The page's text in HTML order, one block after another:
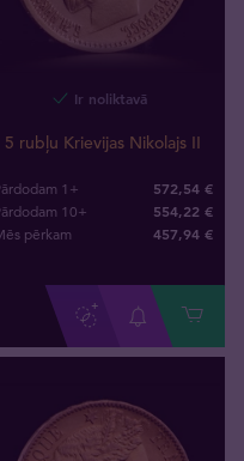
Ir noliktavā
5 rubļu Krievijas Nikolajs II
1+ 572,54 €
10+ 554,22 €
pērkam 457,94 €